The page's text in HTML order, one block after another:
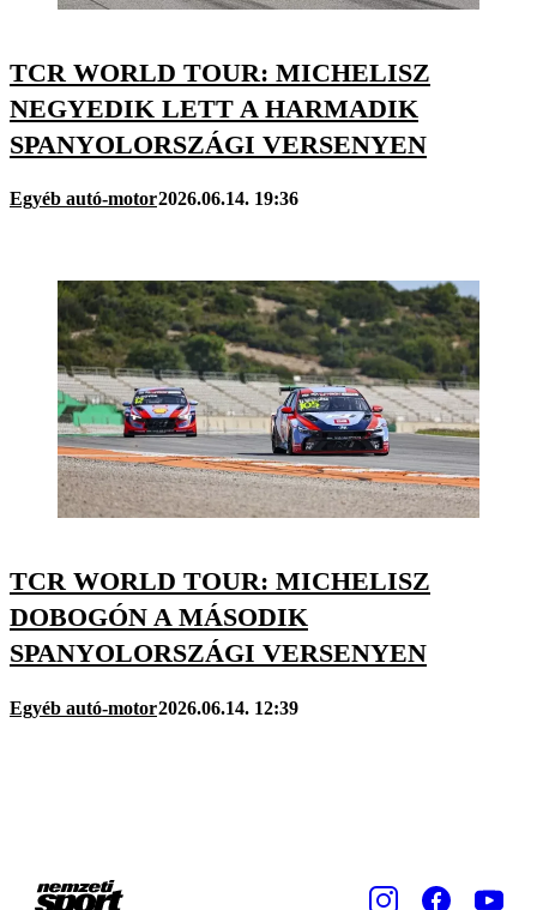
TCR WORLD TOUR: MICHELISZ
NEGYEDIK LETT A HARMADIK
SPANYOLORSZÁGI VERSENYEN
Egyéb autó-motor2026.06.14. 19:36
TCR WORLD TOUR: MICHELISZ
DOBOGÓN A MÁSODIK
SPANYOLORSZÁGI VERSENYEN
Egyéb autó-motor2026.06.14. 12:39